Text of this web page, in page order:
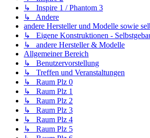
↳ Inspire 1 / Phantom 3
↳ Andere
andere Hersteller und Modelle sowie
↳ Eigene Konstruktionen -
↳ andere Hersteller & Modelle
Allgemeiner Bereich
↳ Benutzervorstellung
↳ Treffen und Veranstaltungen
↳ Raum Plz 0
↳ Raum Plz 1
↳ Raum Plz 2
↳ Raum Plz 3
↳ Raum Plz 4
↳ Raum Plz 5